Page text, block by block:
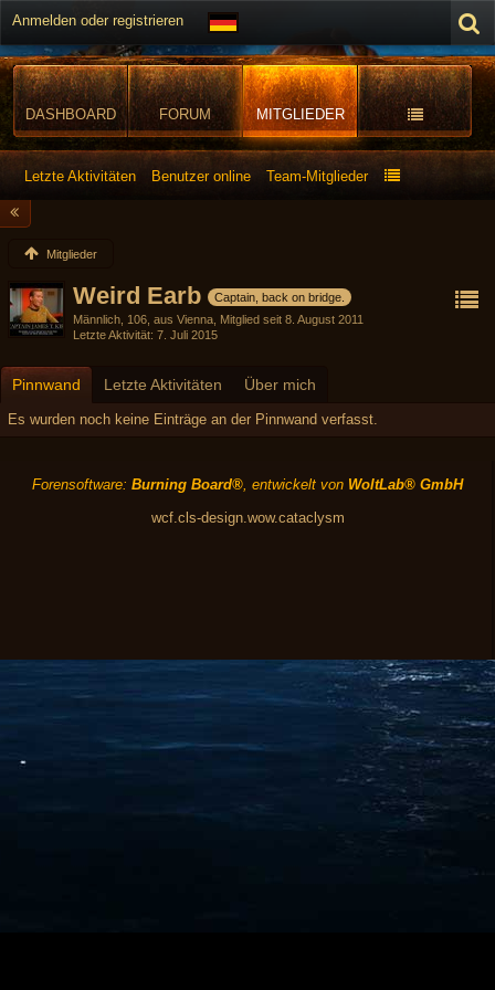
Anmelden oder registrieren
DASHBOARD FORUM MITGLIEDER
Letzte Aktivitäten Benutzer online Team-Mitglieder
Mitglieder
Weird Earb
Captain, back on bridge.
Männlich 106 aus Vienna Mitglied seit 8. August 2011
Letzte Aktivität 7. Juli 2015
Pinnwand Letzte Aktivitäten Über mich
Es wurden noch keine Einträge an der Pinnwand verfasst.
Forensoftware: Burning Board®, entwickelt von WoltLab® GmbH
wcf.cls-design.wow.cataclysm